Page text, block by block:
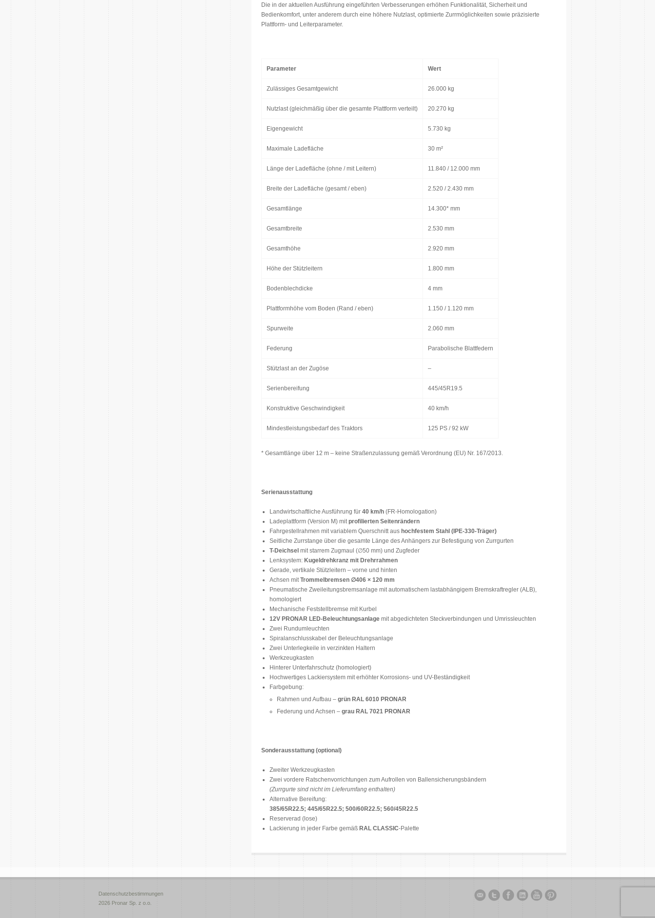
Die in der aktuellen Ausführung eingeführten Verbesserungen erhöhen Funktionalität, Sicherheit und
Bedienkomfort, unter anderem durch eine höhere Nutzlast, optimierte Zurrmöglichkeiten sowie präzisierte
Plattform- und Leiterparameter.
Parameter Wert
Zulässiges Gesamtgewicht 26.000 kg
Nutzlast (gleichmäßig über die gesamte Plattform verteilt) 20.270 kg
Eigengewicht 5.730 kg
Maximale Ladefläche 30 m²
Länge der Ladefläche (ohne / mit Leitern) 11.840 / 12.000 mm
Breite der Ladefläche (gesamt / eben) 2.520 / 2.430 mm
Gesamtlänge 14.300* mm
Gesamtbreite 2.530 mm
Gesamthöhe 2.920 mm
Höhe der Stützleitern 1.800 mm
Bodenblechdicke 4 mm
Plattformhöhe vom Boden (Rand / eben) 1.150 / 1.120 mm
Spurweite 2.060 mm
Federung Parabolische Blattfedern
Stützlast an der Zugöse –
Serienbereifung 445/45R19.5
Konstruktive Geschwindigkeit 40 km/h
Mindestleistungsbedarf des Traktors 125 PS / 92 kW
* Gesamtlänge über 12 m – keine Straßenzulassung gemäß Verordnung (EU) Nr. 167/2013.
Serienausstattung
Landwirtschaftliche Ausführung für 40 km/h (FR-Homologation)
Ladeplattform (Version M) mitprofilierten Seitenrändern
Fahrgestellrahmen mit variablem Querschnitt aus hochfestem Stahl (IPE-330-Träger)
Seitliche Zurrstange über die gesamte Länge des Anhängers zur Befestigung von Zurrgurten
T-Deichsel mit starrem Zugmaul (∅50 mm) und Zugfeder
Lenksystem: Kugeldrehkranz mit Drehrrahmen
Gerade, vertikale Stützleitern – vorne und hinten
Achsen mitTrommelbremsen ∅406 × 120 mm
Pneumatische Zweileitungsbremsanlage mit automatischem lastabhängigem Bremskraftregler (ALB),
homologiert
Mechanische Feststellbremse mit Kurbel
12V PRONAR LED-Beleuchtungsanlage mit abgedichteten Steckverbindungen und Umrissleuchten
Zwei Rundumleuchten
Spiralanschlusskabel der Beleuchtungsanlage
Zwei Unterlegkeile in verzinkten Haltern
Werkzeugkasten
Hinterer Unterfahrschutz (homologiert)
Hochwertiges Lackiersystem mit erhöhter Korrosions- und UV-Beständigkeit
Farbgebung:
Rahmen und Aufbau – grün RAL 6010 PRONAR
Federung und Achsen – grau RAL 7021 PRONAR
Sonderausstattung (optional)
Zweiter Werkzeugkasten
Zwei vordere Ratschenvorrichtungen zum Aufrollen von Ballensicherungsbändern
(Zurrgurte sind nicht im Lieferumfang enthalten)
Alternative Bereifung:
385/65R22.5; 445/65R22.5; 500/60R22.5; 560/45R22.5
Reserverad (lose)
Lackierung in jeder Farbe gemäß RAL CLASSIC-Palette
Datenschutzbestimmungen
2026 Pronar Sp. z o.o.